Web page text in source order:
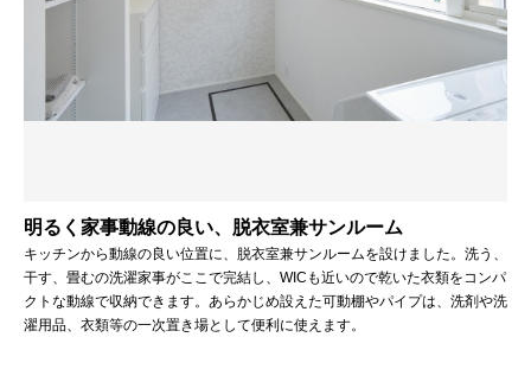
明るく家事動線の良い、脱衣室兼サンルーム
キッチンから動線の良い位置に、脱衣室兼サンルームを設けました。洗う、
干す、畳むの洗濯家事がここで完結し、WICも近いので乾いた衣類をコンパ
クトな動線で収納できます。あらかじめ設えた可動棚やパイプは、洗剤や洗
濯用品、衣類等の一次置き場として便利に使えます。